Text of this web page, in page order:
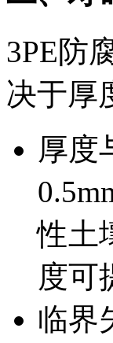
3PE防
决于厚
厚度
性土
度可
临界